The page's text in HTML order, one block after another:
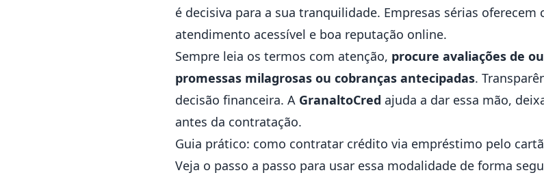
é decisiva para a sua tranquilidade. Empresas sérias oferecem
atendimento acessível e boa reputação online.
Sempre leia os termos com atenção, procure avaliações de
promessas milagrosas ou cobranças antecipadas.
decisão financeira. A GranaltoCred ajuda a dar essa mão,
antes da contratação.
Guia prático: como contratar crédito via empréstimo pelo
Veja o passo a passo para usar essa modalidade de forma